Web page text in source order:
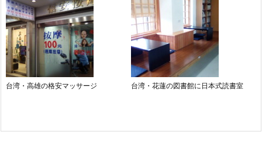
台湾・高雄の格安マッサージ 台湾・花蓮の図書館に日本式読書室